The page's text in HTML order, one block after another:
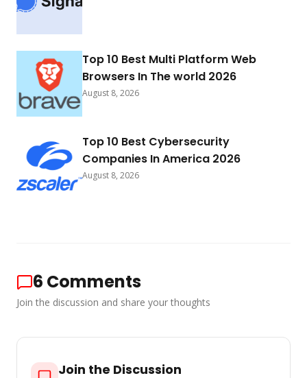
Top 10 Best Multi Platform Web
Browsers In The world 2026
August 8, 2026
Top 10 Best Cybersecurity
Companies In America 2026
August 8, 2026
6 Comments
Join the discussion and share your thoughts
Join the Discussion